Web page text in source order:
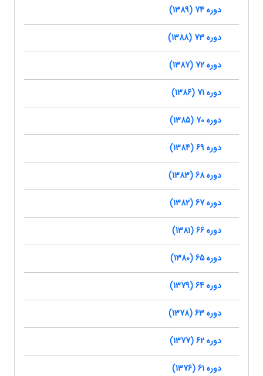
دوره 74 (1389)
دوره 73 (1388)
دوره 72 (1387)
دوره 71 (1386)
دوره 70 (1385)
دوره 69 (1384)
دوره 68 (1383)
دوره 67 (1382)
دوره 66 (1381)
دوره 65 (1380)
دوره 64 (1379)
دوره 63 (1378)
دوره 62 (1377)
دوره 61 (1376)